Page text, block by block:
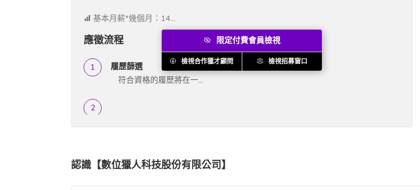
基本月薪*幾個月：14...
應徵流程
履歷篩選
符合資格的履歷將在一...
限定付費會員檢視
檢視合作獵才顧問 檢視招募窗口
認識【數位獵人科技股份有限公司】